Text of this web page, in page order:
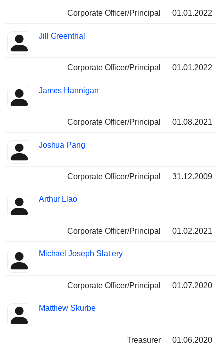
Corporate Officer/Principal 01.01.2022
Jill Greenthal
Corporate Officer/Principal 01.01.2022
James Hannigan
Corporate Officer/Principal 01.08.2021
Joshua Pang
Corporate Officer/Principal 31.12.2009
Arthur Liao
Corporate Officer/Principal 01.02.2021
Michael Joseph Slattery
Corporate Officer/Principal 01.07.2020
Matthew Skurbe
Treasurer 01.06.2020